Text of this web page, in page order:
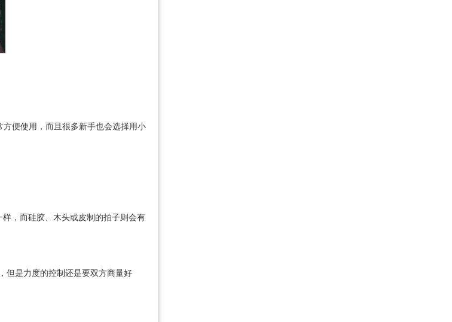
便使用，而且很多新手也会选择用小
，而硅胶、木头或皮制的拍子则会有
但是力度的控制还是要双方商量好